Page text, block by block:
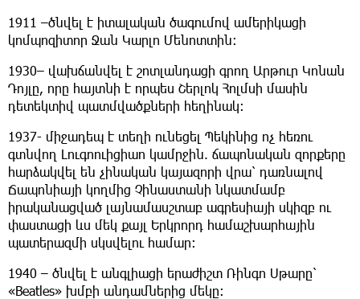
1911 –ծնվել է իտալական ծագումով ամերիկացի
կոմպոզիտոր Ջան Կարլո Մենոտտին։
1930– վախճանվել է շոտլանդացի գրող Արթուր Կոնան
Դոյլը, որը հայտնի է որպես Շերլոկ Հոլմսի մասին
դետեկտիվ պատմվածքների հեղինակ։
1937- միջադեպ է տեղի ունեցել Պեկինից ոչ հեռու
գտնվող Լուգոուիցիաո կամրջին. ճապոնական զորքերը
հարձակվել են չինական կայազորի վրա՝ դառնալով
Ճապոնիայի կողմից Չինաստանի նկատմամբ
իրականացված լայնամասշտաբ ագրեսիայի սկիզբ ու
փաստացի ևս մեկ քայլ Երկրորդ համաշխարհային
պատերազմի սկսվելու համար։
1940 – ծնվել է անգլիացի երաժիշտ Ռինգո Սթարը՝
«Beatles» խմբի անդամներից մեկը։